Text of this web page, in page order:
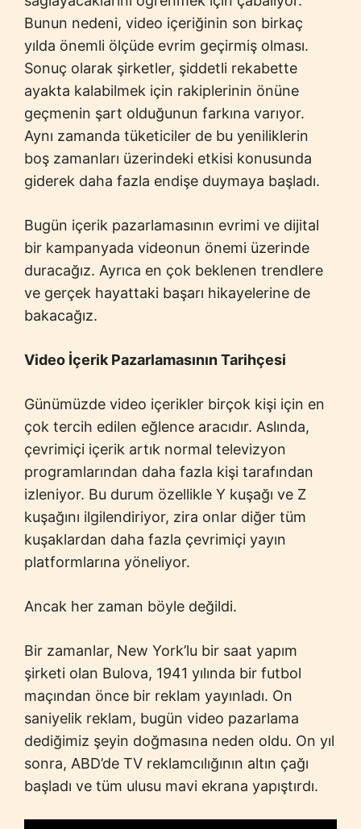
Bunun nedeni, video içeriğinin son birkaç
yılda önemli ölçüde evrim geçirmiş olması.
Sonuç olarak şirketler, şiddetli rekabette
ayakta kalabilmek için rakiplerinin önüne
geçmenin şart olduğunun farkına varıyor.
Aynı zamanda tüketiciler de bu yeniliklerin
boş zamanları üzerindeki etkisi konusunda
giderek daha fazla endişe duymaya başladı.
Bugün içerik pazarlamasının evrimi ve dijital
bir kampanyada videonun önemi üzerinde
duracağız. Ayrıca en çok beklenen trendlere
ve gerçek hayattaki başarı hikayelerine de
bakacağız.
Video İçerik Pazarlamasının Tarihçesi
Günümüzde video içerikler birçok kişi için en
çok tercih edilen eğlence aracıdır. Aslında,
çevrimiçi içerik artık normal televizyon
programlarından daha fazla kişi tarafından
izleniyor. Bu durum özellikle Y kuşağı ve Z
kuşağını ilgilendiriyor, zira onlar diğer tüm
kuşaklardan daha fazla çevrimiçi yayın
platformlarına yöneliyor.
Ancak her zaman böyle değildi.
Bir zamanlar, New York’lu bir saat yapım
şirketi olan Bulova, 1941 yılında bir futbol
maçından önce bir reklam yayınladı. On
saniyelik reklam, bugün video pazarlama
dediğimiz şeyin doğmasına neden oldu. On yıl
sonra, ABD’de TV reklamcılığının altın çağı
başladı ve tüm ulusu mavi ekrana yapıştırdı.